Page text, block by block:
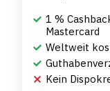
1 %
Mastercard
Weltweit
Kein